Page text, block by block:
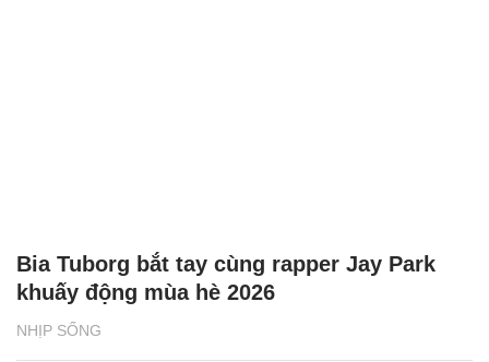
NHỊP SỐNG
Bia Tuborg bắt tay cùng rapper Jay Park
khuấy động mùa hè 2026